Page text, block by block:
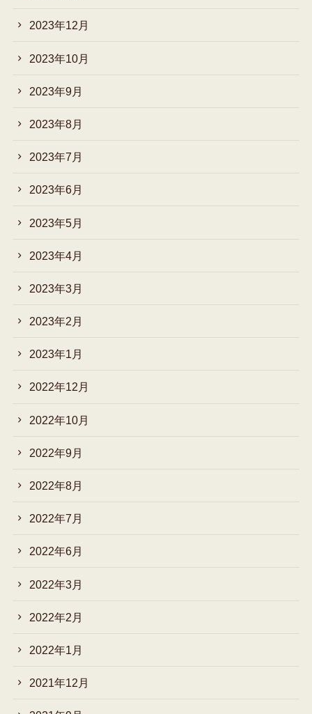
2023年12月
2023年10月
2023年9月
2023年8月
2023年7月
2023年6月
2023年5月
2023年4月
2023年3月
2023年2月
2023年1月
2022年12月
2022年10月
2022年9月
2022年8月
2022年7月
2022年6月
2022年3月
2022年2月
2022年1月
2021年12月